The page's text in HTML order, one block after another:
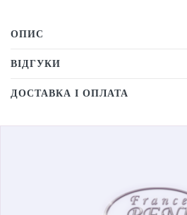
ОПИС
ВІДГУКИ
ДОСТАВКА І ОПЛАТА